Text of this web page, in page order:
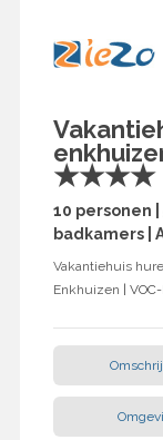
★★★★
10 personen |
badkamers |
Vakantiehuis
Enkhuizen |